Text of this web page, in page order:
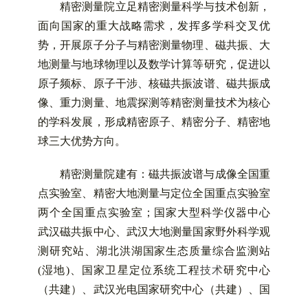
精密测量院立足精密测量科学与技术创新，
面向国家的重大战略需求，发挥多学科交叉优
势，开展原子分子与精密测量物理、磁共振、大
地测量与地球物理以及数学计算等研究，促进以
原子频标、原子干涉、核磁共振波谱、磁共振成
像、重力测量、地震探测等精密测量技术为核心
的学科发展，形成精密原子、精密分子、精密地
球三大优势方向。
精密测量院建有：磁共振波谱与成像全国重
点实验室、精密大地测量与定位全国重点实验室
两个全国重点实验室；国家大型科学仪器中心
武汉磁共振中心、武汉大地测量国家野外科学观
测研究站、湖北洪湖国家生态质量综合监测站
(湿地)、国家卫星定位系统工程技术研究中心
（共建）、武汉光电国家研究中心（共建）、国